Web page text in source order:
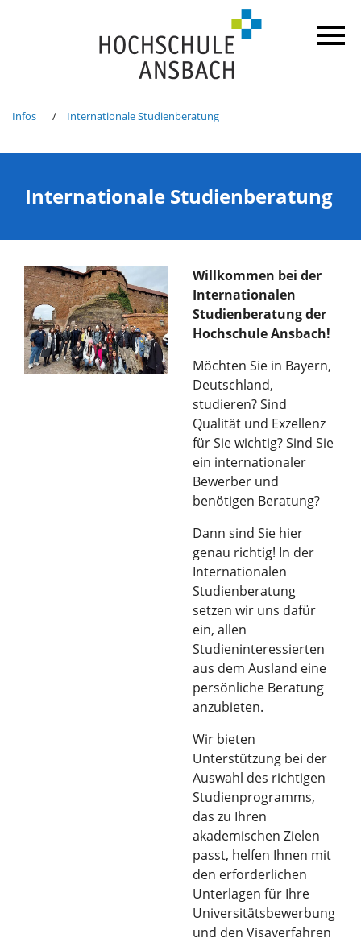
Infos Internationale Studienberatung
Internationale Studienberatung
Willkommen bei der
Internationalen
Studienberatung der
Hochschule Ansbach!
Möchten Sie in Bayern,
Deutschland,
studieren? Sind
Qualität und Exzellenz
für Sie wichtig? Sind Sie
ein internationaler
Bewerber und
benötigen Beratung?
Dann sind Sie hier
genau richtig! In der
Internationalen
Studienberatung
setzen wir uns dafür
ein, allen
Studieninteressierten
aus dem Ausland eine
persönliche Beratung
anzubieten.
Wir bieten
Unterstützung bei der
Auswahl des richtigen
Studienprogramms,
das zu Ihren
akademischen Zielen
passt, helfen Ihnen mit
den erforderlichen
Unterlagen für Ihre
Universitätsbewerbung
und den Visaverfahren